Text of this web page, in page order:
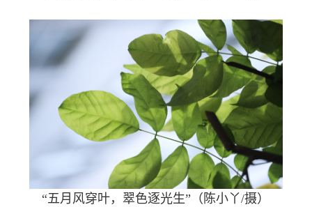
“五月风穿叶，翠色逐光生”（陈小丫/摄）